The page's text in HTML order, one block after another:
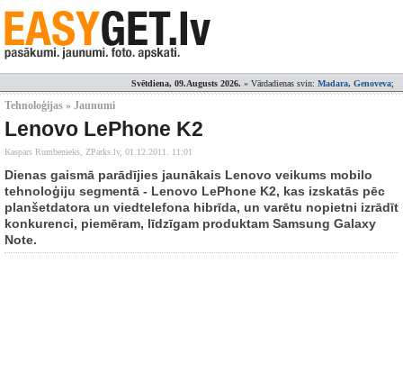
Svētdiena, 09.Augusts 2026. » Vārdadienas svin: Madara, Genoveva;
Tehnoloģijas » Jaunumi
Lenovo LePhone K2
Kaspars Rumbenieks, ZParks.lv, 01.12.2011. 11:01
Dienas gaismā parādījies jaunākais Lenovo veikums mobilo
tehnoloģiju segmentā - Lenovo LePhone K2, kas izskatās pēc
planšetdatora un viedtelefona hibrīda, un varētu nopietni izrādīt
konkurenci, piemēram, līdzīgam produktam Samsung Galaxy
Note.